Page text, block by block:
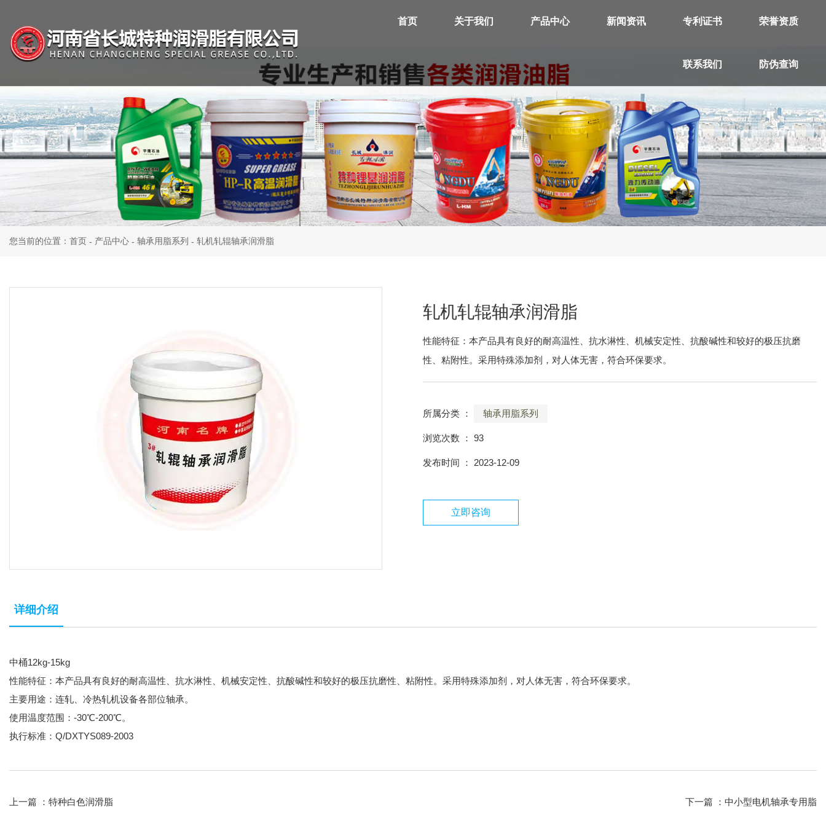
首页 关于我们 产品中心 新闻资讯 专利证书 荣誉资质
联系我们 防伪查询
您当前的位置：首页 - 产品中心 - 轴承用脂系列 - 轧机轧辊轴承润滑脂
轧机轧辊轴承润滑脂
性能特征：本产品具有良好的耐高温性、抗水淋性、机械安定性、抗酸碱性和较好的极压抗磨
性、粘附性。采用特殊添加剂，对人体无害，符合环保要求。
所属分类 ： 轴承用脂系列
浏览次数 ： 93
发布时间 ： 2023-12-09
立即咨询
详细介绍
中桶12kg-15kg
性能特征：本产品具有良好的耐高温性、抗水淋性、机械安定性、抗酸碱性和较好的极压抗磨性、粘附性。采用特殊添加剂，对人体无害，符合环保要求。
主要用途：连轧、冷热轧机设备各部位轴承。
使用温度范围：-30℃-200℃。
执行标准：Q/DXTYS089-2003
上一篇 ： 特种白色润滑脂 下一篇 ： 中小型电机轴承专用脂